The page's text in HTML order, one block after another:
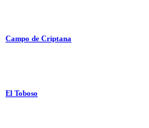
Campo de Criptana
El Toboso